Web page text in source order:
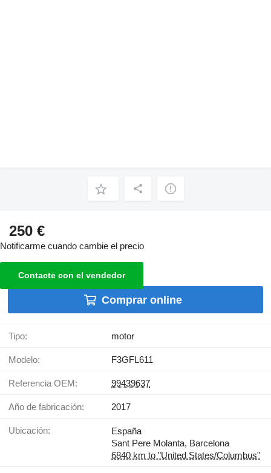
250 €
Notificarme cuando cambie el precio
Contacte con el vendedor
Comprar online
Tipo: motor
Modelo: F3GFL611
Referencia OEM: 99439637
Año de fabricación: 2017
Ubicación:
España
Sant Pere Molanta, Barcelona
6840 km to "United States/Columbus"